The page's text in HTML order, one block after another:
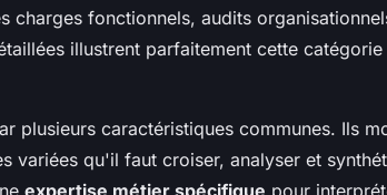
charges fonctionnels, audits
illustrent parfaitement cette
plusieurs caractéristiques communes. Ils
variées qu'il faut croiser, analyser et